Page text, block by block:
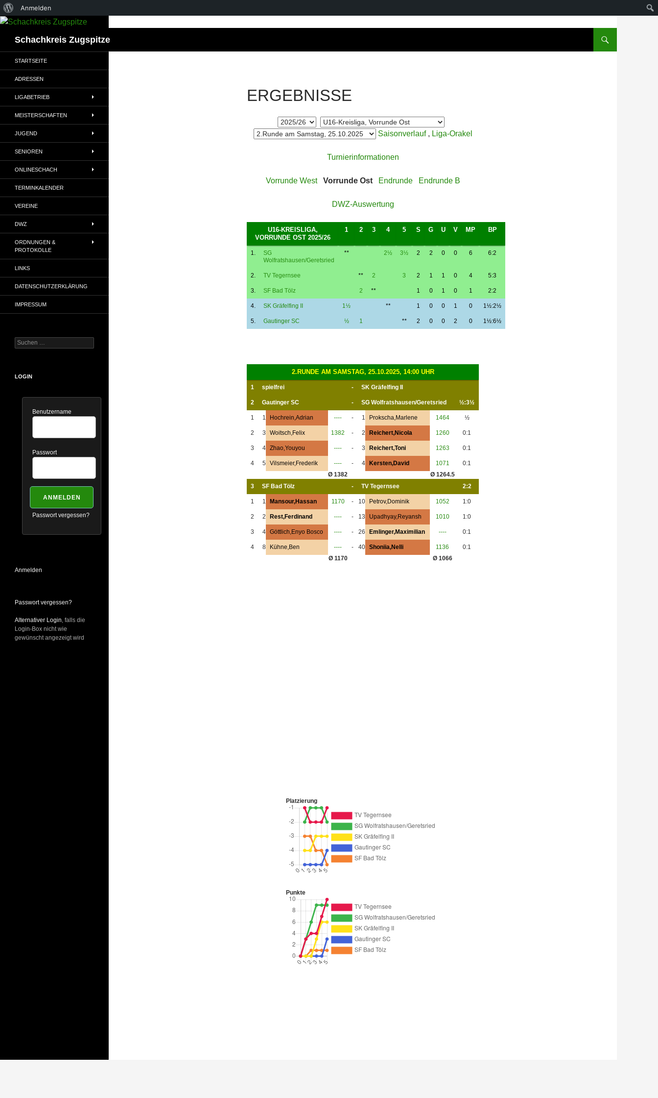
Über
WordPress
Anmelden
Zum
springenSchachkreis Zugspitze
ERGEBNISSE
Saisonverlauf, Liga-Orakel
Turnierinformationen
Vorrunde West Vorrunde Ost Endrunde Endrunde B
DWZ-Auswertung
U16-KREISLIGA,
VORRUNDE OST 2025/26
1 2 3 4 5 S G U V MP BP
1.
SG
Wolfratshausen/Geretsried
** 2½ 3½ 2 2 0 0 6 6:2
2. TV Tegernsee ** 2 3 2 1 1 0 4 5:3
3. SF Bad Tölz 2 ** 1 0 1 0 1 2:2
4. SK Gräfelfing II 1½ ** 1 0 0 1 0 1½:2½
5. Gautinger SC ½ 1 ** 2 0 0 2 0 1½:6½
2.RUNDE AM SAMSTAG, 25.10.2025, 14:00 UHR
1 spielfrei - SK Gräfelfing II
2 Gautinger SC - SG Wolfratshausen/Geretsried ½:3½
1 1 Hochrein,Adrian ---- - 1 Prokscha,Marlene 1464 ½
2 3 Woitsch,Felix 1382 - 2 Reichert,Nicola 1260 0:1
3 4 Zhao,Youyou ---- - 3 Reichert,Toni 1263 0:1
4 5 Vilsmeier,Frederik ---- - 4 Kersten,David 1071
0:1
Ø 1382
Ø 1264.5
3
SF Bad Tölz - TV Tegernsee 2:2
1 1 Mansour,Hassan 1170 - 10 Petrov,Dominik 1052 1:0
2 2 Rest,Ferdinand ---- - 13 Upadhyay,Reyansh 1010 1:0
3 4 Göttlich,Enyo Bosco ---- - 26 Emlinger,Maximilian ---- 0:1
4 8 Kühne,Ben ---- - 40 Shoniia,Nelli 1136
0:1
Ø 1170
Ø 1066
Platzierung
Punkte
STARTSEITE
ADRESSEN
LIGABETRIEB
MEISTERSCHAFTEN
JUGEND
SENIOREN
ONLINESCHACH
TERMINKALENDER
VEREINE
DWZ
ORDNUNGEN &
PROTOKOLLE
LINKS
DATENSCHUTZERKLÄRUNG
IMPRESSUM
Suchen
nach:
LOGIN
Benutzername
Passwort
Passwort vergessen?
Anmelden
Passwort vergessen?
Alternativer Login , falls die
Login-Box nicht wie
gewünscht angezeigt wird